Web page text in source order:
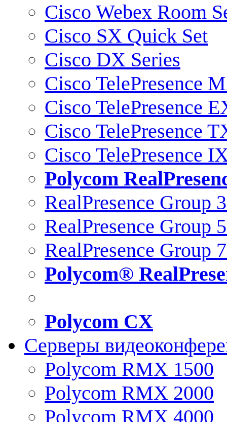
Cisco Webex Room
Cisco SX Quick Set
Cisco DX Series
Cisco TelePresence
Cisco TelePresence
Cisco TelePresence
Cisco TelePresence
Polycom
RealPresence Group
RealPresence Group
RealPresence Group
Polycom®
Polycom CX
Серверы
Polycom RMX 1500
Polycom RMX 2000
Polycom RMX 4000